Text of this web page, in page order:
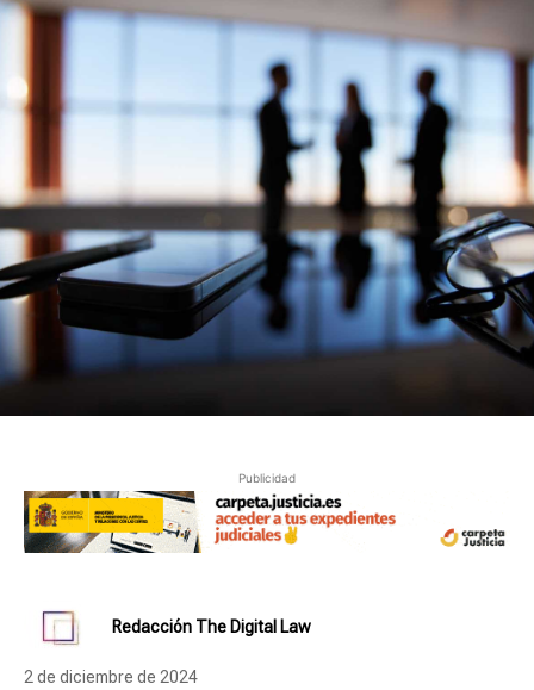
Publicidad
Redacción The Digital Law
2 de diciembre de 2024